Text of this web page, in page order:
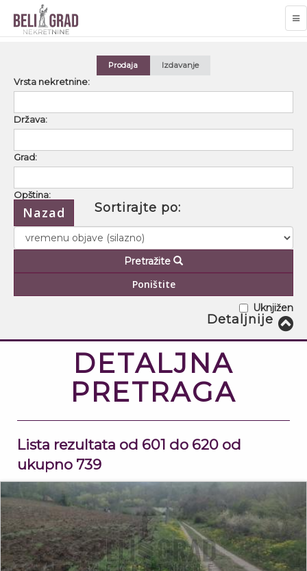
Prodaja Izdavanje
Vrsta nekretnine:
Država:
Grad:
Opština:
Ulica:
Cena - Od:
€
Cena - Do:
€
Nazad Sortirajte po:
Pretražite
Poništite
Uknjižen
Detaljnije
DETALJNA
PRETRAGA
Lista rezultata od 601 do 620 od
ukupno 739